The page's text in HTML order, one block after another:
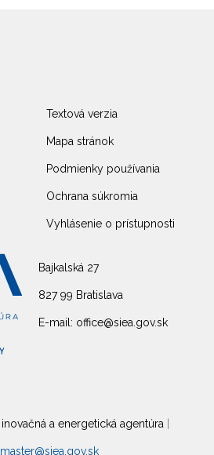
Bajkalská 27
827 99 Bratislava
E-mail: office@siea.gov.sk
Textová verzia
Mapa stránok
Podmienky používania
Ochrana súkromia
Vyhlásenie o prístupnosti
a energetická agentúra